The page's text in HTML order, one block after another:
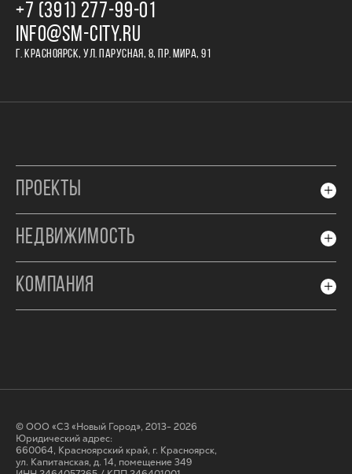
+7 (391) 277‒99‒01
INFO@SM-CITY.RU
Г. КРАСНОЯРСК, УЛ. ПАРУСНАЯ, 8, ПР. МИРА, 91
ПРОЕКТЫ
НЕДВИЖИМОСТЬ
КОМПАНИЯ
© ООО «СЗ «Новый Город», 2013- 2026
Юридический адрес:
660064, Красноярский край, г. Красноярск,
ул. Капитанская, д. 14, помещение 349